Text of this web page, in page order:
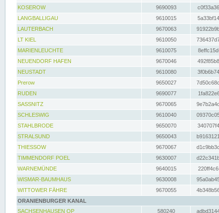
KOSEROW
9690093
LANGBALLIGAU
9610015
LAUTERBACH
9670063
LT KIEL
9610050
MARIENLEUCHTE
9610075
NEUENDORF HAFEN
9670046
NEUSTADT
9610080
Prerow
9650027
RUDEN
9690077
SASSNITZ
9670065
SCHLESWIG
9610040
STAHLBRODE
9650070
STRALSUND
9650043
THIESSOW
9670067
TIMMENDORF POEL
9630007
WARNEMÜNDE
9640015
WISMAR-BAUMHAUS
9630008
WITTOWER FÄHRE
9670055
ORANIENBURGER KANAL
SACHSENHAUSEN OP
580240